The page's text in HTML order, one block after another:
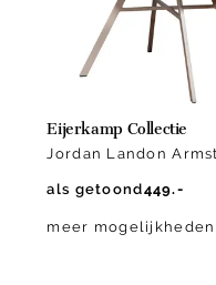
Eijerkamp Collectie
Jordan Landon
als getoond449.-
meer mogelijkheden